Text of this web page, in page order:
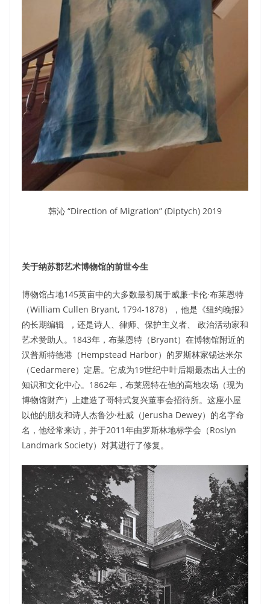
韩沁 “Direction of Migration” (Diptych) 2019
关于纳苏郡艺术博物馆的前世今生
博物馆占地145英亩中的大多数最初属于威廉·卡伦·布莱恩特
（William Cullen Bryant, 1794-1878），他是《纽约晚报》
的长期编辑 ，还是诗人、律师、保护主义者、 政治活动家和
艺术赞助人。1843年，布莱恩特（Bryant）在博物馆附近的
汉普斯特德港（Hempstead Harbor）的罗斯林家锡达米尔
（Cedarmere）定居。它成为19世纪中叶后期最杰出人士的
知识和文化中心。1862年，布莱恩特在他的高地农场（现为
博物馆财产）上建造了哥特式复兴董事会招待所。这座小屋
以他的朋友和诗人杰鲁沙·杜威（Jerusha Dewey）的名字命
名，他经常来访，并于2011年由罗斯林地标学会（Roslyn
Landmark Society）对其进行了修复。